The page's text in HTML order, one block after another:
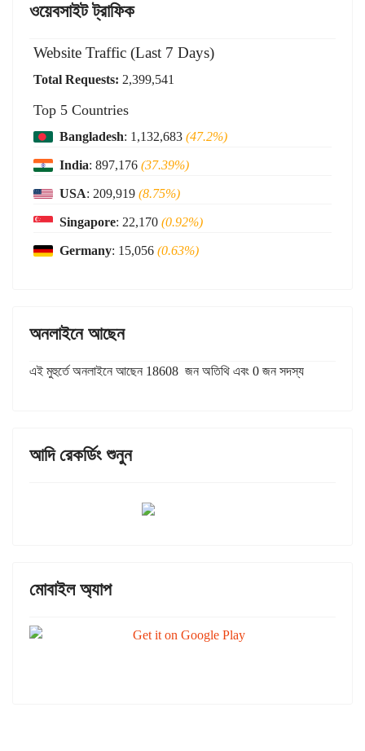
ওয়েবসাইট ট্রাফিক
Website Traffic (Last 7 Days)
Total Requests: 2,399,541
Top 5 Countries
Bangladesh: 1,132,683 (47.2%)
India: 897,176 (37.39%)
USA: 209,919 (8.75%)
Singapore: 22,170 (0.92%)
Germany: 15,056 (0.63%)
অনলাইনে আছেন
এই মুহুর্তে অনলাইনে আছেন 18608 জন অতিথি এবং 0 জন সদস্য
আদি রেকর্ডিং শুনুন
মোবাইল অ্যাপ